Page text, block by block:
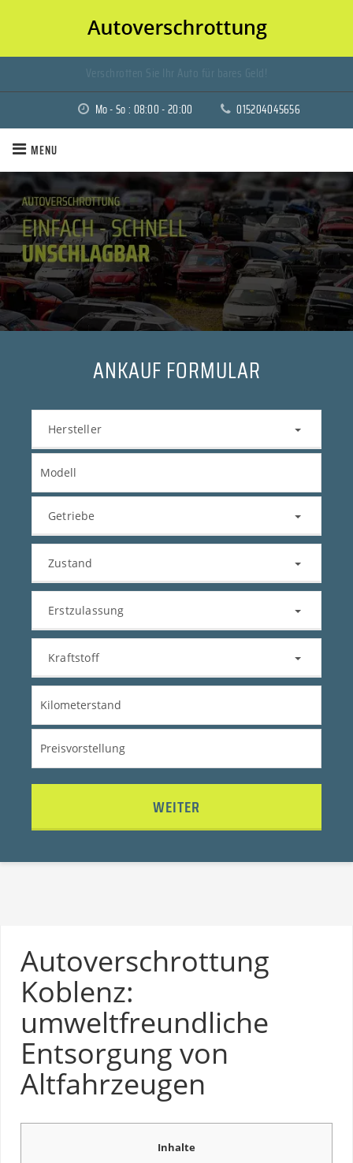
Verschrotten Sie Ihr Auto für bares Geld!
Mo - So : 08:00 - 20:00 015204045656
MENU
ANKAUF FORMULAR
Hersteller
Getriebe
Zustand
Erstzulassung
Kraftstoff
WEITER
Autoverschrottung
Koblenz:
umweltfreundliche
Entsorgung von
Altfahrzeugen
Inhalte